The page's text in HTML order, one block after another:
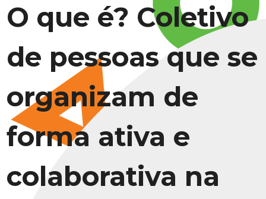
O que é? Coletivo
de pessoas que se
organizam de
forma ativa e
colaborativa na